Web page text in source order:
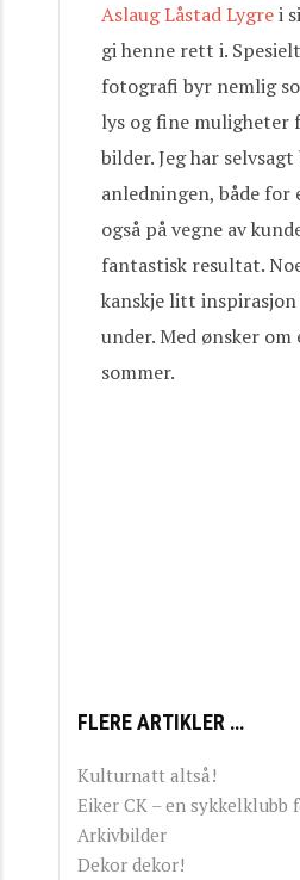
Aslaug Låstad Lygrei
gi henne rett i.
fotografi byr nemlig
lys og fine muligheter
bilder. Jeg har
anledningen, både for
også på vegne av
fantastisk resultat.
kanskje litt
under. Med ønsker
sommer.
FLERE ARTIKLER …
Kulturnatt altså!
Eiker CK – en sykkelklubb
Arkivbilder
Dekor dekor!